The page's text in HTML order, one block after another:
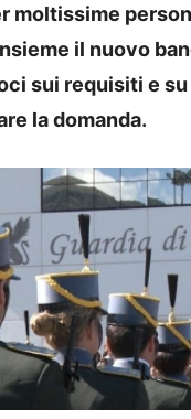
moltissime
il nuovo
sui requisiti e
la domanda.